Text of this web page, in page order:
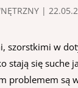
|
szorstkimi w
stają się suche
problemem są